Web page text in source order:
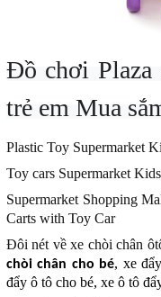
Đồ chơi Plaza
trẻ em Mua
Plastic Toy Supermarket
Toy cars Supermarket
Supermarket Shopping
Carts with Toy Car
Đôi nét về xe chòi chân
chòi chân cho bé, xe
đẩy ô tô cho bé, xe ô tô